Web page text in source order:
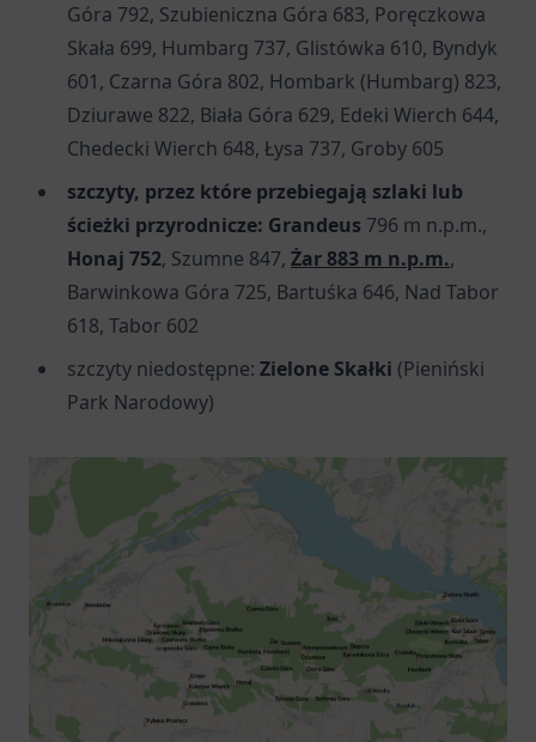
Góra 792, Szubieniczna Góra 683, Poręczkowa
Skała 699, Humbarg 737, Glistówka 610, Byndyk
601, Czarna Góra 802, Hombark (Humbarg) 823,
Dziurawe 822, Biała Góra 629, Edeki Wierch 644,
Chedecki Wierch 648, Łysa 737, Groby 605
szczyty, przez które przebiegają szlaki lub
ścieżki przyrodnicze: Grandeus 796 m n.p.m.,
Honaj 752, Szumne 847, Żar 883 m n.p.m.,
Barwinkowa Góra 725, Bartuśka 646, Nad Tabor
618, Tabor 602
szczyty niedostępne: Zielone Skałki (Pieniński
Park Narodowy)